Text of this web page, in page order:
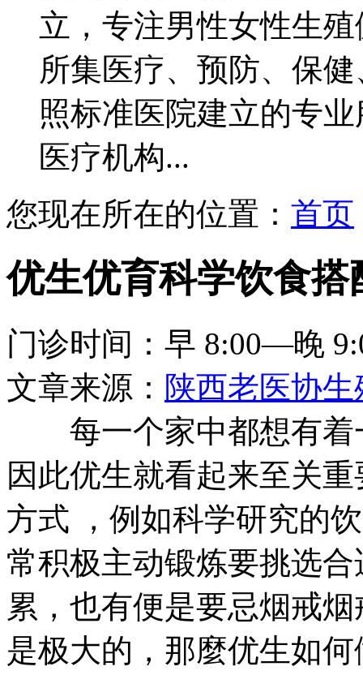
立，专注男性女性生
所集医疗、预防、保
照标准医院建立的专
医疗机构...
您现在所在的位置： 首页
优生优育科学饮食搭
门诊时间：早 8:00—晚
文章来源： 陕西老医协
每一个家中都想有着
因此优生就看起来至关
方式 ，例如科学研究的
常积极主动锻炼要挑选
累，也有便是要忌烟戒
是极大的，那麼优生如何